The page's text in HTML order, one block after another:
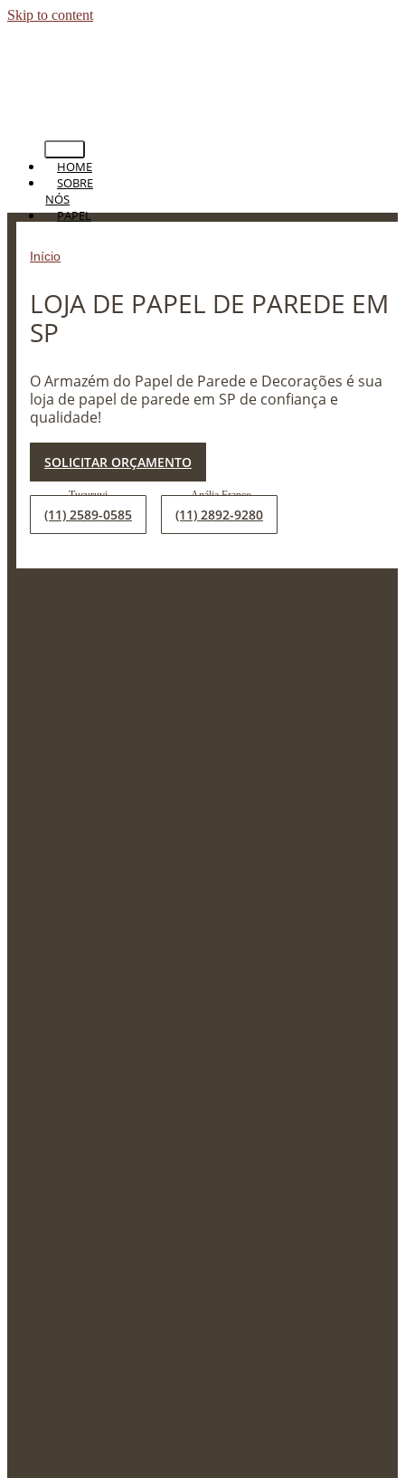
Skip to content
HOME
SOBRE
NÓS
PAPEL
PAREDE
PERSIANAS
TAPETES
PISOS
BLOG
Início
LOJA DE PAPEL DE PAREDE EM
SP
O Armazém do Papel de Parede e Decorações é sua
loja de papel de parede em SP de confiança e
qualidade!
SOLICITAR ORÇAMENTO
(11) 2589-0585 (11) 2892-9280